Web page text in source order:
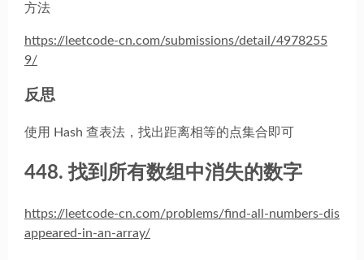
方法
https://leetcode-cn.com/submissions/detail/4978255
9/
反思
使用 Hash 查表法，找出距离相等的点集合即可
448. 找到所有数组中消失的数字
https://leetcode-cn.com/problems/find-all-numbers-dis
appeared-in-an-array/